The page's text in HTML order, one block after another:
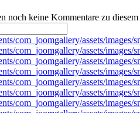
noch keine Kommentare zu